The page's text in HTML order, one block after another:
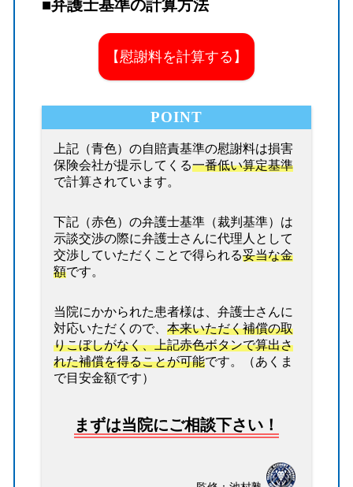
■弁護士基準の計算方法
【慰謝料を計算する】
POINT
上記（青色）の自賠責基準の慰謝料は損害
保険会社が提示してくる一番低い算定基準
で計算されています。
下記（赤色）の弁護士基準（裁判基準）は
示談交渉の際に弁護士さんに代理人として
交渉していただくことで得られる妥当な金
額です。
当院にかかられた患者様は、弁護士さんに
対応いただくので、本来いただく補償の取
りこぼしがなく、上記赤色ボタンで算出さ
れた補償を得ることが可能です。（あくま
で目安金額です）
まずは当院にご相談下さい！